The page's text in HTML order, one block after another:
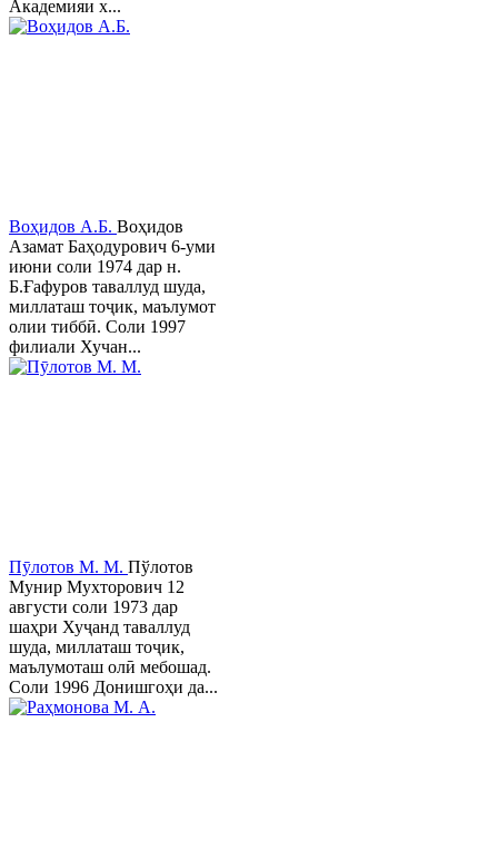
Академияи х...
Воҳидов А.Б. Воҳидов
Азамат Баҳодурович 6-уми
июни соли 1974 дар н.
Б.Ғафуров таваллуд шуда,
миллаташ тоҷик, маълумот
олии тиббӣ. Соли 1997
филиали Хучан...
Пӯлотов М. М. Пўлотов
Мунир Мухторович 12
августи соли 1973 дар
шаҳри Хуҷанд таваллуд
шуда, миллаташ тоҷик,
маълумоташ олӣ мебошад.
Соли 1996 Донишгоҳи да...